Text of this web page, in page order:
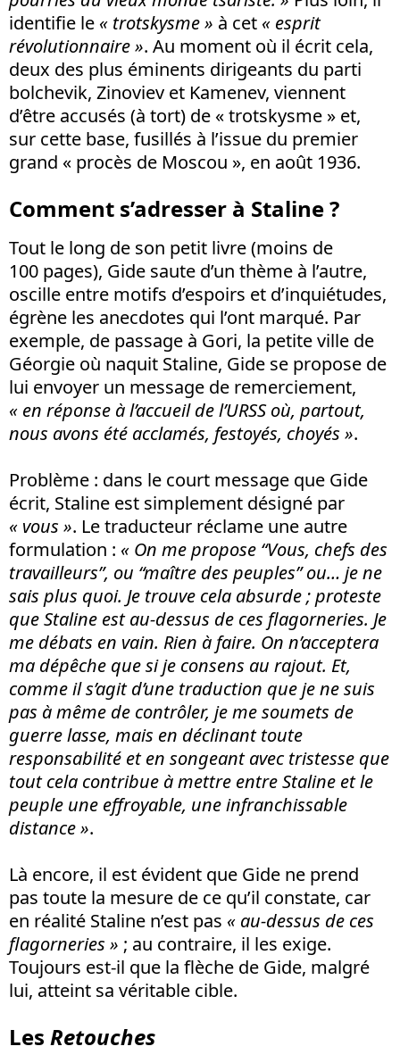
identifie le « trotskysme » à cet « esprit
révolutionnaire ». Au moment où il écrit cela,
deux des plus éminents dirigeants du parti
bolchevik, Zinoviev et Kamenev, viennent
d’être accusés (à tort) de « trotskysme » et,
sur cette base, fusillés à l’issue du premier
grand « procès de Moscou », en août 1936.
Comment s’adresser à Staline ?
Tout le long de son petit livre (moins de
100 pages), Gide saute d’un thème à l’autre,
oscille entre motifs d’espoirs et d’inquiétudes,
égrène les anecdotes qui l’ont marqué. Par
exemple, de passage à Gori, la petite ville de
Géorgie où naquit Staline, Gide se propose de
lui envoyer un message de remerciement,
« en réponse à l’accueil de l’URSS où, partout,
nous avons été acclamés, festoyés, choyés ».
Problème : dans le court message que Gide
écrit, Staline est simplement désigné par
« vous ». Le traducteur réclame une autre
formulation : « On me propose “Vous, chefs des
travailleurs”, ou “maître des peuples” ou… je ne
sais plus quoi. Je trouve cela absurde ; proteste
que Staline est au-dessus de ces flagorneries. Je
me débats en vain. Rien à faire. On n’acceptera
ma dépêche que si je consens au rajout. Et,
comme il s’agit d’une traduction que je ne suis
pas à même de contrôler, je me soumets de
guerre lasse, mais en déclinant toute
responsabilité et en songeant avec tristesse que
tout cela contribue à mettre entre Staline et le
peuple une effroyable, une infranchissable
distance ».
Là encore, il est évident que Gide ne prend
pas toute la mesure de ce qu’il constate, car
en réalité Staline n’est pas « au-dessus de ces
flagorneries » ; au contraire, il les exige.
Toujours est-il que la flèche de Gide, malgré
lui, atteint sa véritable cible.
Les Retouches